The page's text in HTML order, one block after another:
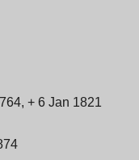
+ 6 Jan 1821